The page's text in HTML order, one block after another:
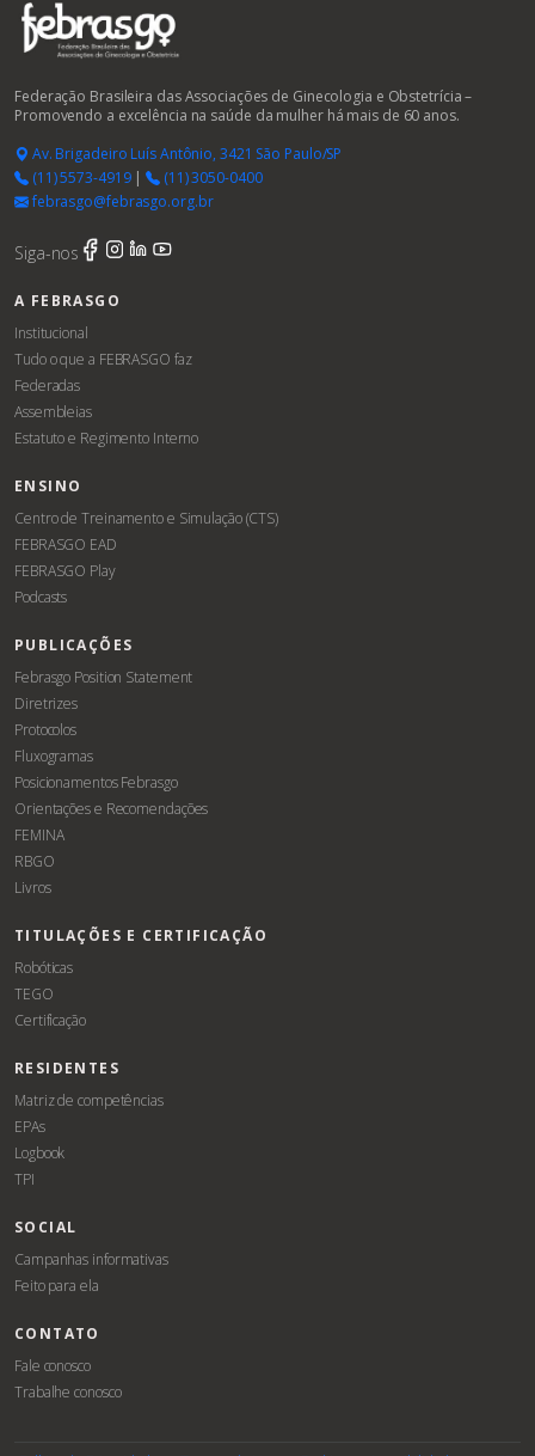
Federação Brasileira das Associações de Ginecologia e Obstetrícia –
Promovendo a excelência na saúde da mulher há mais de 60 anos.
Av. Brigadeiro Luís Antônio, 3421 São Paulo/SP
(11) 5573-4919|
(11) 3050-0400
febrasgo@febrasgo.org.br
Siga-nos
A FEBRASGO
Institucional
Tudo o que a FEBRASGO faz
Federadas
Assembleias
Estatuto e Regimento Interno
ENSINO
Centro de Treinamento e Simulação (CTS)
FEBRASGO EAD
FEBRASGO Play
Podcasts
PUBLICAÇÕES
Febrasgo Position Statement
Diretrizes
Protocolos
Fluxogramas
Posicionamentos Febrasgo
Orientações e Recomendações
FEMINA
RBGO
Livros
TITULAÇÕES E CERTIFICAÇÃO
Robóticas
TEGO
Certificação
RESIDENTES
Matriz de competências
EPAs
Logbook
TPI
SOCIAL
Campanhas informativas
Feito para ela
CONTATO
Fale conosco
Trabalhe conosco